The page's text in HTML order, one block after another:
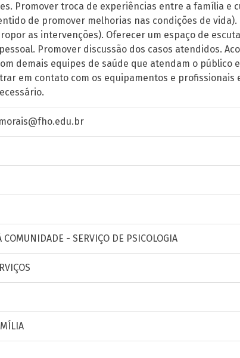
Promover troca de experiências entre a família e
de promover melhorias nas condições de
as intervenções). Oferecer um espaço de
Promover discussão dos casos atendidos.
demais equipes de saúde que atendam o público
em contato com os equipamentos e
COMUNIDADE - SERVIÇO DE PSICOLOGIA